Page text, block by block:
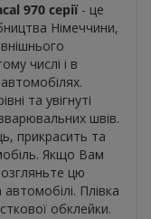
970 серії- це
Німеччини,
числі і в
та увігнуті
швів.
прикрасить та
Якщо Вам
цю
Плівка
обклейки.